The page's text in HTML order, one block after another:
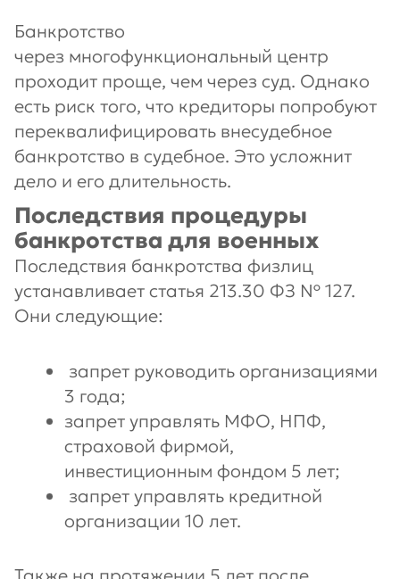
Банкротство
через многофункциональный центр
проходит проще, чем через суд. Однако
есть риск того, что кредиторы попробуют
переквалифицировать внесудебное
банкротство в судебное. Это усложнит
дело и его длительность.
Последствия процедуры
банкротства для военных
Последствия банкротства физлиц
устанавливает статья 213.30 ФЗ № 127.
Они следующие:
запрет руководить организациями
3 года;
запрет управлять МФО, НПФ,
страховой фирмой,
инвестиционным фондом 5 лет;
запрет управлять кредитной
организации 10 лет.